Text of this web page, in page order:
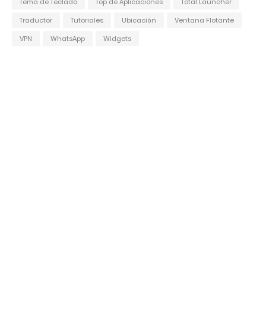
Tema de Teclado
Top de Aplicaciones
Total Launcher
Traductor
Tutoriales Ubicación
Ventana Flotante
VPN
WhatsApp Widgets